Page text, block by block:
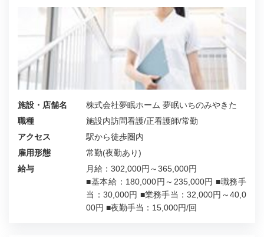
施設・店舗名
株式会社夢眠ホーム 夢眠いちのみやきた
職種
施設内訪問看護/正看護師/常勤
アクセス
駅から徒歩圏内
雇用形態
常勤(夜勤あり)
給与
月給：302,000円～365,000円
■基本給：180,000円～235,000円 ■職務手
当：30,000円 ■業務手当：32,000円～40,0
00円 ■夜勤手当：15,000円/回